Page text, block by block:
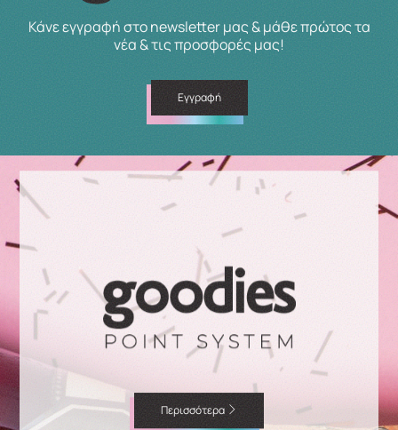
Κάνε εγγραφή στο newsletter μας & μάθε πρώτος τα
νέα & τις προσφορές μας!
Εγγραφή
Περισσότερα